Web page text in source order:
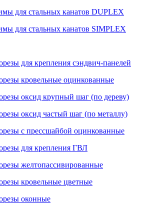
для стальных канатов DUPLEX
для стальных канатов SIMPLEX
для крепления сэндвич-панелей
кровельные оцинкованные
оксид крупный шаг (по дереву)
оксид частый шаг (по металлу)
с прессшайбой оцинкованные
для крепления ГВЛ
желтопассивированные
кровельные цветные
оконные